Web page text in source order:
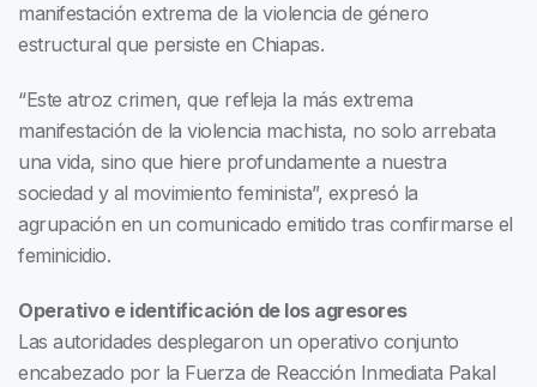
manifestación extrema de la violencia de género
estructural que persiste en Chiapas.
“Este atroz crimen, que refleja la más extrema
manifestación de la violencia machista, no solo arrebata
una vida, sino que hiere profundamente a nuestra
sociedad y al movimiento feminista”, expresó la
agrupación en un comunicado emitido tras confirmarse el
feminicidio.
Operativo e identificación de los agresores
Las autoridades desplegaron un operativo conjunto
encabezado por la Fuerza de Reacción Inmediata Pakal